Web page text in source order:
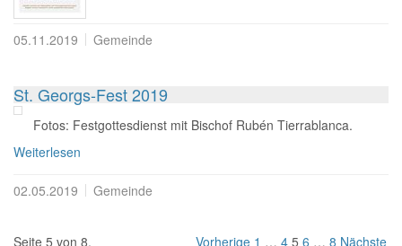
05.11.2019 Gemeinde
St. Georgs-Fest 2019
Fotos: Festgottesdienst mit Bischof Rubén Tierrablanca.
Weiterlesen
02.05.2019 Gemeinde
Seite 5 von 8. Vorherige 1 … 4 5 6 … 8 Nächste